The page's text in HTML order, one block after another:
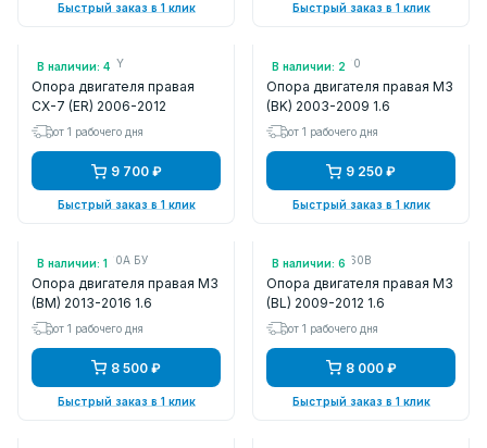
Быстрый заказ в 1 клик Быстрый заказ в 1 клик
В наличии: 4
Арт.: EG213906Y
Опора двигателя правая
CX-7 (ER) 2006-2012
от 1 рабочего дня
9 700 ₽
Быстрый заказ в 1 клик
В наличии: 2
Арт.: BEA239060
Опора двигателя правая M3
(BK) 2003-2009 1.6
от 1 рабочего дня
9 250 ₽
Быстрый заказ в 1 клик
В наличии: 1
Арт.: B71539060A БУ
Опора двигателя правая M3
(BM) 2013-2016 1.6
от 1 рабочего дня
8 500 ₽
Быстрый заказ в 1 клик
В наличии: 6
Арт.: B38M39060B
Опора двигателя правая M3
(BL) 2009-2012 1.6
от 1 рабочего дня
8 000 ₽
Быстрый заказ в 1 клик